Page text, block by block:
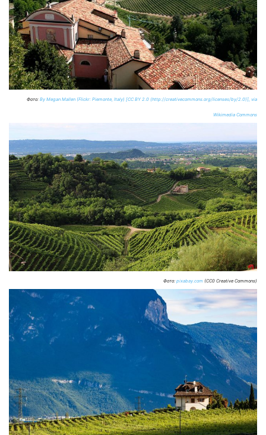
Фото: By Megan Mallen (Flickr: Piemonte, Italy) [CC BY 2.0 (http://creativecommons.org/licenses/by/2.0)], via
Wikimedia Commons
Фото: pixabay.com (CC0 Creative Commons)